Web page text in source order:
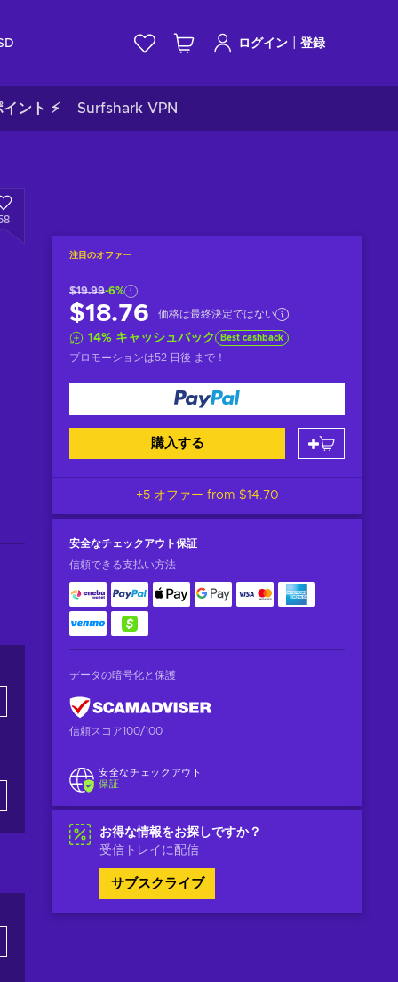
ログイン 登録
ント ⚡ Surfshark VPN
注目のオファー
$19.99-6%
$18.76 価格は最終決定ではない
14% キャッシュバック Best cashback
プロモーションは52 日後 まで！
購入する
+5 オファー from $14.70
安全なチェックアウト保証
信頼できる支払い方法
データの暗号化と保護
信頼スコア100/100
安全なチェックアウト
保証
お得な情報をお探しですか？
受信トレイに配信
サブスクライブ